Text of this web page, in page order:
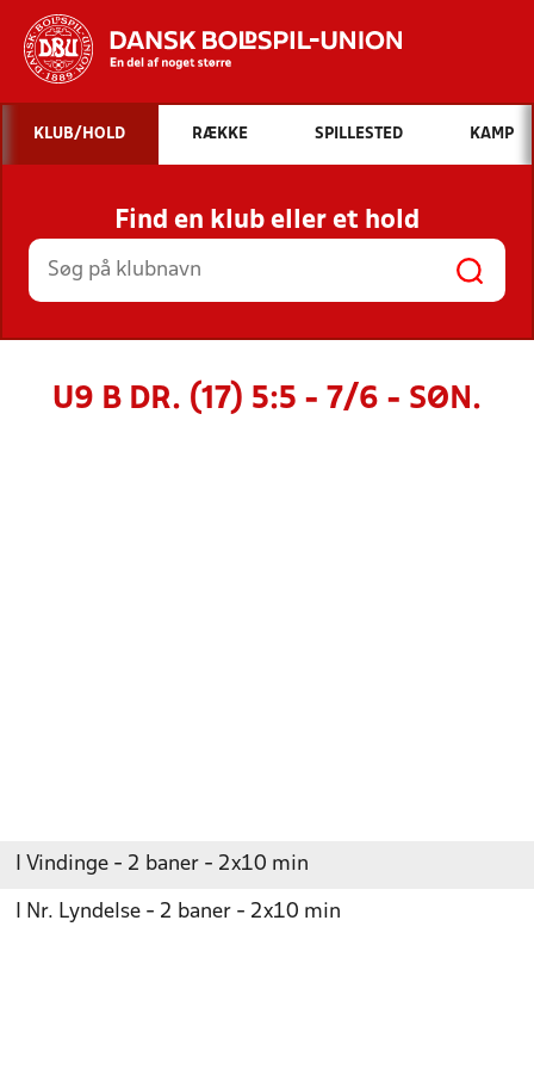
Hvad vil du søge efter?
INDHOLD OG NYHEDER
STILLINGER, RESULTATER, KLUBBER OG
HOLD
KLUB/HOLD RÆKKE SPILLESTED KAMP
Find en klub eller et hold
U9 B DR. (17) 5:5 - 7/6 - SØN.
I Vindinge - 2 baner - 2x10 min
I Nr. Lyndelse - 2 baner - 2x10 min